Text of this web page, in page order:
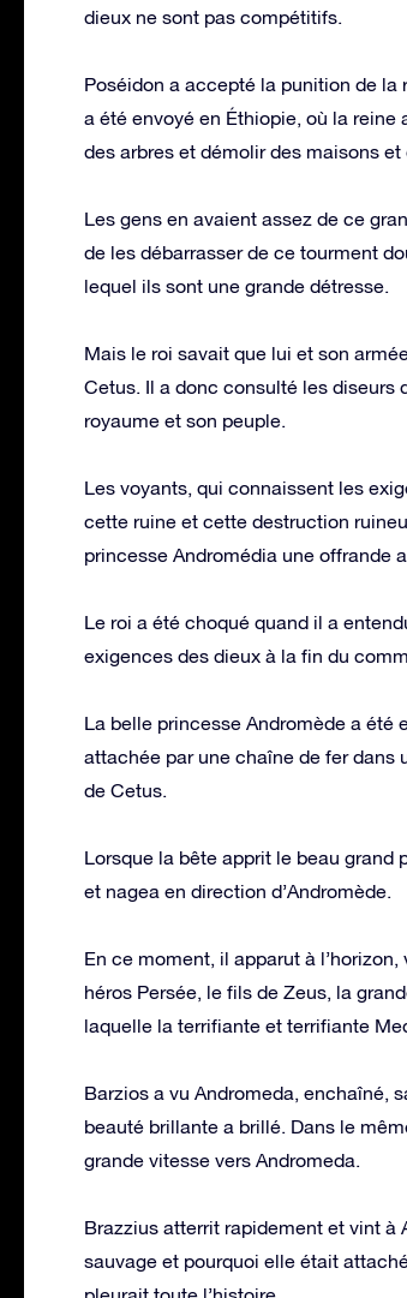
dieux ne sont pas compétitifs.
Poséidon a accepté la punition de la
a été envoyé en Éthiopie, où la
des arbres et démolir des maisons
Les gens en avaient assez de ce
de les débarrasser de ce tourment
lequel ils sont une grande détresse.
Mais le roi savait que lui et son
Cetus. Il a donc consulté les diseurs
royaume et son peuple.
Les voyants, qui connaissent les
cette ruine et cette destruction
princesse Andromédia une offrande
Le roi a été choqué quand il a
exigences des dieux à la fin du
La belle princesse Andromède a été
attachée par une chaîne de fer dans
de Cetus.
Lorsque la bête apprit le beau grand
et nagea en direction d’Andromède.
En ce moment, il apparut à
héros Persée, le fils de Zeus, la
laquelle la terrifiante et terrifiante
Barzios a vu Andromeda, enchaîné,
beauté brillante a brillé. Dans le
grande vitesse vers Andromeda.
Brazzius atterrit rapidement et vint à
sauvage et pourquoi elle était